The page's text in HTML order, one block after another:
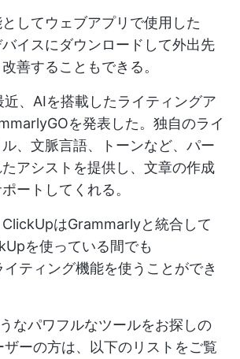
してウェブアプリで使用した
イスにダウンロードして外出先
善することもできる。
、AIを搭載したライティングア
を発表した。独自のライ
、文脈言語、トーンなど、パー
アシストを提供し、文章の作成
ートしてくれる。
はGrammarlyと統合して
を使っている間でも
ティング機能を使うことができ
なパワフルなツールをお探しの
ーの方は、以下のリストをご覧